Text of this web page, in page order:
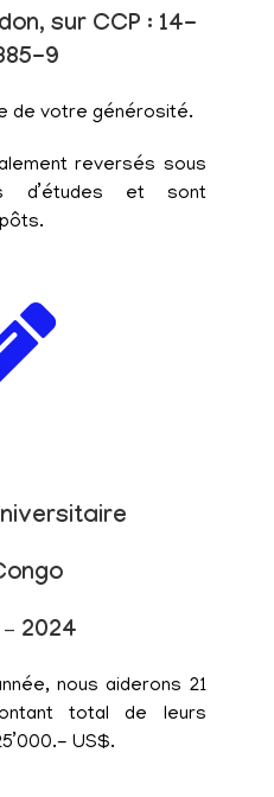
sur CCP : 14-
9
de votre générosité.
reversés sous
d’études et sont
2024
nous aiderons 21
total de leurs
US$.